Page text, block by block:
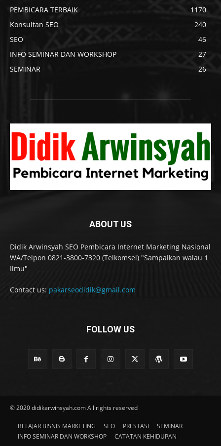
PEMBICARA TERBAIK
1170
Konsultan SEO
240
SEO
46
INFO SEMINAR DAN WORKSHOP
27
SEMINAR
26
ABOUT US
Didik Arwinsyah SEO Pembicara Internet Marketing Nasional
WA/Telpon 0821-3800-7320 (Telkomsel) "Sampaikan walau 1
Ilmu"
Contact us: pakarseodidik@gmail.com
FOLLOW US
© 2020 didikarwinsyah.com All rights reserved
BELAJAR BISNIS MARKETING SEO PRESTASI
SEMINAR
INFO SEMINAR DAN WORKSHOP
CATATAN KEHIDUPAN